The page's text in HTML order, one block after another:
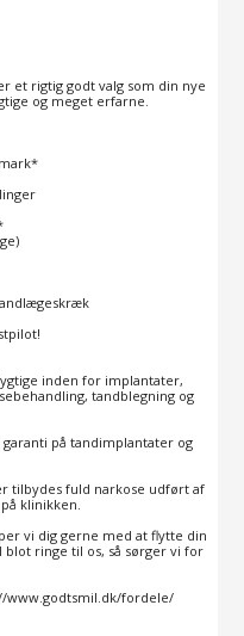
et rigtig godt valg som din nye
og meget erfarne.
inden for implantater,
tandblegning og
på tandimplantater og
tilbydes fuld narkose udført af
klinikken.
vi dig gerne med at flytte din
ringe til os, så sørger vi for
www.godtsmil.dk/fordele/